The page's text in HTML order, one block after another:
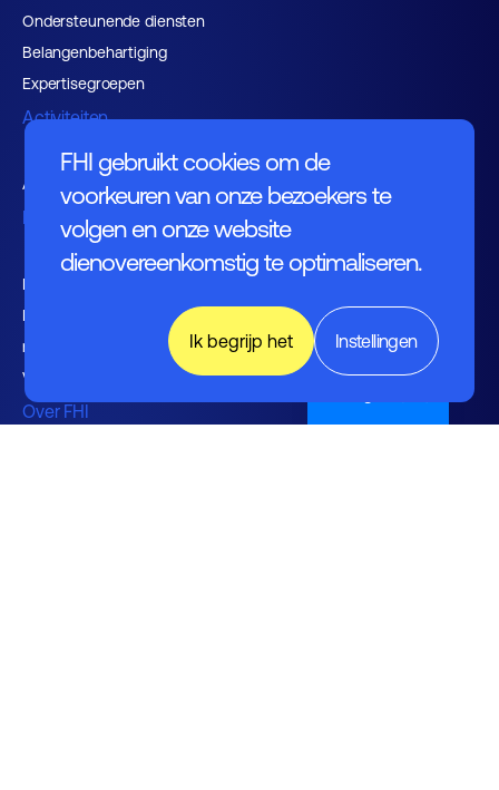
FHI gebruikt cookies om de
voorkeuren van onze bezoekers te
volgen en onze website
dienovereenkomstig te optimaliseren.
Instellingen
Ik begrijp het
Ondersteunende diensten
Belangenbehartiging
Expertisegroepen
Activiteiten
Agenda
Nieuws
Kennishub
Nieuwsbrieven FHI leden en
relaties
Vacaturebank
Over FHI